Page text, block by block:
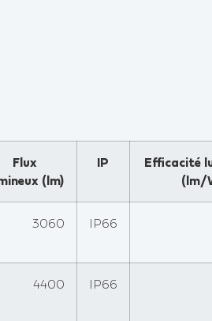
Flux
(lm)
IP
Efficacité
(lm/
3060 IP66
4400 IP66